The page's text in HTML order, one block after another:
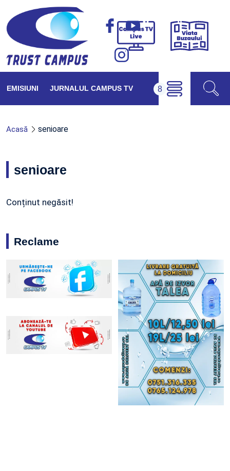
Campus
Viața
EMISIUNI JURNALUL CAMPUS TV
Acasă senioare
senioare
Conținut negăsit!
Reclame